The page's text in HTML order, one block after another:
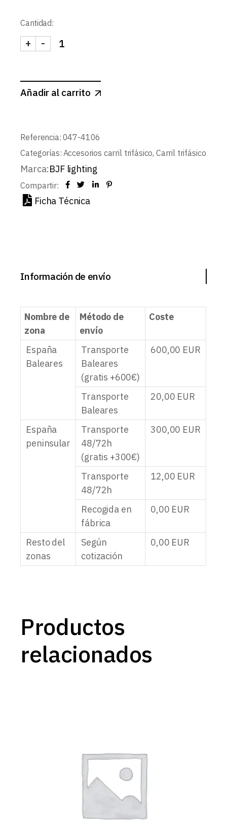
Cantidad:
CONECTOR L CARRIL TRIFASICO BLANCO MATE
-
+
Añadir al carrito
Referencia: 047-4106
Categorías: Accesorios carril trifásico, Carril trifásico
Marca:BJF lighting
Compartir:
Ficha Técnica
Información de envío
Nombre de
zona
Método de
envío
Coste
España
Baleares
Transporte
Baleares
(gratis +600€)
600,00 EUR
Transporte
Baleares
20,00 EUR
España
peninsular
Transporte
48/72h
(gratis +300€)
300,00 EUR
Transporte
48/72h
12,00 EUR
Recogida en
fábrica
0,00 EUR
Resto del
zonas
Según
cotización
0,00 EUR
Productos
relacionados